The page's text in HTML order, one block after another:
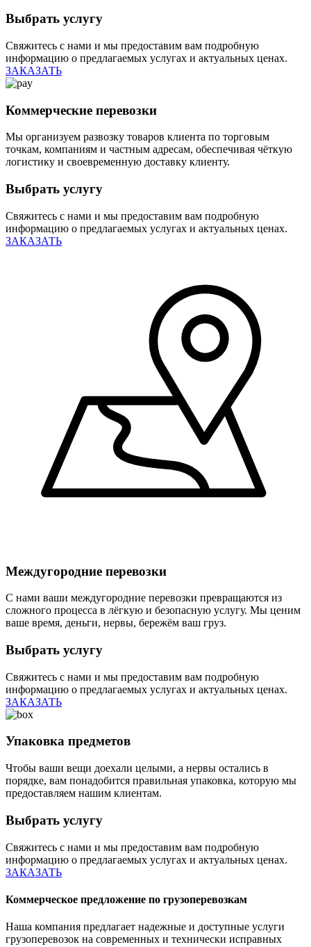
Выбрать услугу
Свяжитесь с нами и мы предоставим вам подробную
информацию о предлагаемых услугах и актуальных ценах.
ЗАКАЗАТЬ
Коммерческие перевозки
Мы организуем развозку товаров клиента по торговым
точкам, компаниям и частным адресам, обеспечивая чёткую
логистику и своевременную доставку клиенту.
Выбрать услугу
Свяжитесь с нами и мы предоставим вам подробную
информацию о предлагаемых услугах и актуальных ценах.
ЗАКАЗАТЬ
Междугородние перевозки
С нами ваши междугородние перевозки превращаются из
сложного процесса в лёгкую и безопасную услугу. Мы ценим
ваше время, деньги, нервы, бережём ваш груз.
Выбрать услугу
Свяжитесь с нами и мы предоставим вам подробную
информацию о предлагаемых услугах и актуальных ценах.
ЗАКАЗАТЬ
Упаковка предметов
Чтобы ваши вещи доехали целыми, а нервы остались в
порядке, вам понадобится правильная упаковка, которую мы
предоставляем нашим клиентам.
Выбрать услугу
Свяжитесь с нами и мы предоставим вам подробную
информацию о предлагаемых услугах и актуальных ценах.
ЗАКАЗАТЬ
Коммерческое предложение по грузоперевозкам
Наша компания предлагает надежные и доступные услуги
грузоперевозок на современных и технически исправных